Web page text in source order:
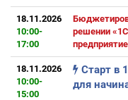
18.11.2026
10:00-
17:00
решении
18.11.2026
10:00-
15:00
Старт в
для